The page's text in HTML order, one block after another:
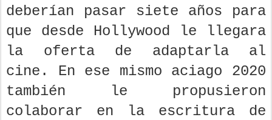
deberían pasar siete años para
que desde Hollywood le llegara
la oferta de adaptarla al
cine. En ese mismo aciago 2020
también le propusieron
colaborar en la escritura de